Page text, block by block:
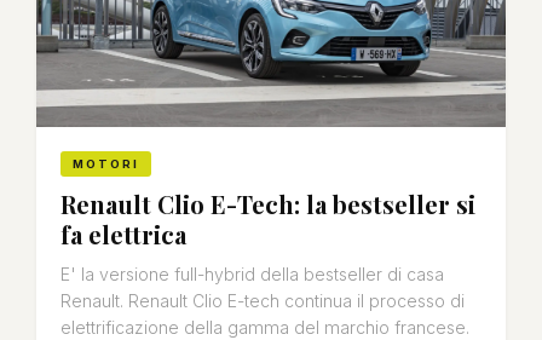
MOTORI
Renault Clio E-Tech: la bestseller si
fa elettrica
E' la versione full-hybrid della bestseller di casa
Renault. Renault Clio E-tech continua il processo di
elettrificazione della gamma del marchio francese.